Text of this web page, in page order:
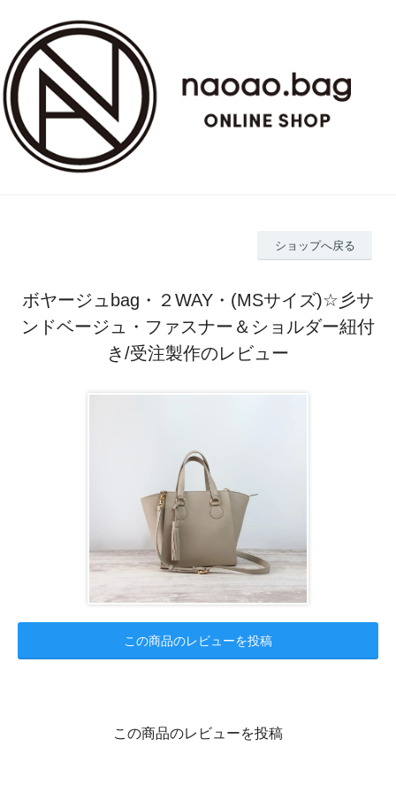
ショップへ戻る
ボヤージュbag・２WAY・(MSサイズ)☆彡サ
ンドベージュ・ファスナー＆ショルダー紐付
き/受注製作のレビュー
この商品のレビューを投稿
この商品のレビューを投稿